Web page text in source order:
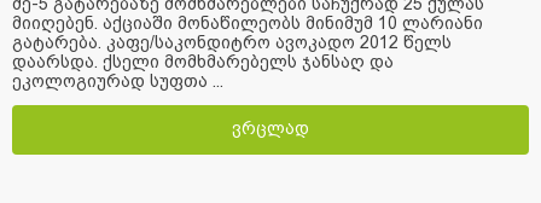
მიიღებენ. აქციაში მონაწილეობს მინიმუმ 10 ლარიანი
გატარება. კაფე/საკონდიტრო ავოკადო 2012 წელს
დაარსდა. ქსელი მომხმარებელს ჯანსაღ და
ეკოლოგიურად სუფთა ...
ვრცლად